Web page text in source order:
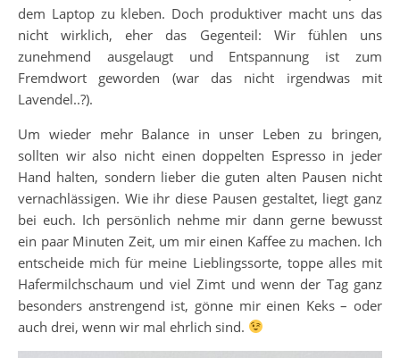
dem Laptop zu kleben. Doch produktiver macht uns das
nicht wirklich, eher das Gegenteil: Wir fühlen uns
zunehmend ausgelaugt und Entspannung ist zum
Fremdwort geworden (war das nicht irgendwas mit
Lavendel..?).
Um wieder mehr Balance in unser Leben zu bringen,
sollten wir also nicht einen doppelten Espresso in jeder
Hand halten, sondern lieber die guten alten Pausen nicht
vernachlässigen. Wie ihr diese Pausen gestaltet, liegt ganz
bei euch. Ich persönlich nehme mir dann gerne bewusst
ein paar Minuten Zeit, um mir einen Kaffee zu machen. Ich
entscheide mich für meine Lieblingssorte, toppe alles mit
Hafermilchschaum und viel Zimt und wenn der Tag ganz
besonders anstrengend ist, gönne mir einen Keks – oder
auch drei, wenn wir mal ehrlich sind.